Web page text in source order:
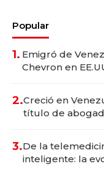
Popular
1. Emigró de
Chevron en
2.Creció en
título de
3.De la
inteligente: la